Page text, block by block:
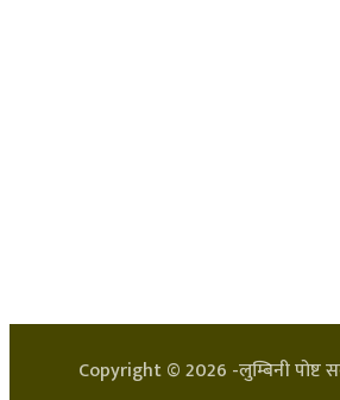
Copyright ©2026 -लुम्बिनी पोष्ट